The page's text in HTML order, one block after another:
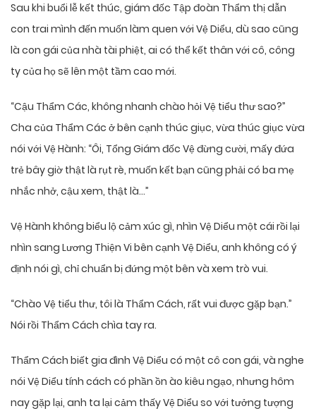
Sau khi buổi lễ kết thúc, giám đốc Tập đoàn Thẩm thị dẫn
con trai mình đến muốn làm quen với Vệ Diểu, dù sao cũng
là con gái của nhà tài phiệt, ai có thể kết thân với cô, công
ty của họ sẽ lên một tầm cao mới.
“Cậu Thẩm Các, không nhanh chào hỏi Vệ tiểu thư sao?”
Cha của Thẩm Các ở bên cạnh thúc giục, vừa thúc giục vừa
nói với Vệ Hành: “Ôi, Tổng Giám đốc Vệ đừng cười, mấy đứa
trẻ bây giờ thật là rụt rè, muốn kết bạn cũng phải có ba mẹ
nhắc nhở, cậu xem, thật là…”
Vệ Hành không biểu lộ cảm xúc gì, nhìn Vệ Diểu một cái rồi lại
nhìn sang Lương Thiện Vi bên cạnh Vệ Diểu, anh không có ý
định nói gì, chỉ chuẩn bị đứng một bên và xem trò vui.
“Chào Vệ tiểu thư, tôi là Thẩm Cách, rất vui được gặp bạn.”
Nói rồi Thẩm Cách chìa tay ra.
Thẩm Cách biết gia đình Vệ Diểu có một cô con gái, và nghe
nói Vệ Diểu tính cách có phần ồn ào kiêu ngạo, nhưng hôm
nay gặp lại, anh ta lại cảm thấy Vệ Diểu so với tưởng tượng